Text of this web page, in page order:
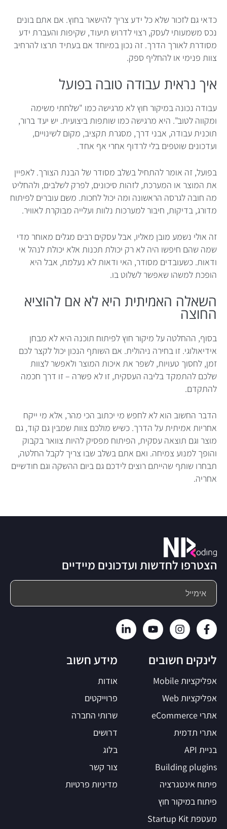
כדאי גם לזכור שלא כל ידע צריך להישאר בחוץ. אם אתם בונים
נכס משמעותי לעסק, רצוי לדרוש תיעוד, שקיפות והעברת ידע
מסודרת לאורך הדרך. זה נכון במיוחד אם בעתיד תרצו להרחיב
צוות פנימי או להחליף ספק.
איך נראית עבודה טובה בפועל
עבודה נכונה במיקור חוץ לא מרגישה כמו "שלחתי משימה
ומקווה לטוב". היא מרגישה כמו שותפות ביצועית. יש יעד ברור,
תוכנית עבודה, אבני דרך, מסגרת תקציב, מקום לשינויים,
ועדכונים שוטפים בלי לרדוף אחרי אף אחד.
בפועל, זה אומר להתחיל בשלב מסודר של הבנת הצורך. לאפיין
את המוצר או המערכת, לזהות סיכונים, לפרק לשלבים, ולהחליט
מה חובה לגרסה הראשונה ומה יכול לחכות. משם עוברים לפיתוח
מדורג, בדיקות, חיבור למערכות נלוות ועלייה מבוקרת לאוויר.
זה אולי נשמע מובן מאליו, אבל עסקים רבים מגלים מאוחר מדי
שמה שהם חיפשו היה לא רק יכולת תכנות אלא יכולת לנהל אי
ודאות. כשעובדים מסודר, האי ודאות לא נעלמת, אבל היא
הופכת למשהו שאפשר לשלוט בו.
השאלה האמיתית היא לא אם להוציא
החוצה
בסוף, ההחלטה על מיקור חוץ לפיתוח תוכנה היא לא מבחן
אידיאולוגי. זו בחירה ניהולית. אם השותף הנכון יכול לקצר לכם
זמן, לחסוך טעויות, לשפר את איכות המוצר ולאפשר לצוות
שלכם להתמקד בליבה העסקית, זו לא פשרה – זו דרך חכמה
להתקדם.
הדבר החשוב הוא לא לחפש מי יכתוב הכי מהר, אלא מי ייקח
אחריות אמיתית על הדרך. כשיש מולכם צוות שמבין גם קוד, גם
מוצר וגם תוצאה עסקית, הפיתוח מפסיק להיות צוואר בקבוק
והופך למנוע צמיחה. ואם אתם בשלב שבו צריך לקבל החלטה,
תבחרו שותף שהייתם רוצים לידכם גם ביום ההשקה וגם חודשיים
אחריה.
הצטרפו לחדשות ועדכונים מיידיים
מידע חשוב
אודות
פרוייקטים
שרותי החברה
דרושים
בלוג
צור קשר
מדיניות פרטיות
לינקים חשובים
אפליקציות Mobile
אפליקציות Web
אתרי eCommerce
אתרי תדמית
בניית API
Building plugins
פיתוח אינטגרציה
פיתוח במיקור חוץ
מעטפת Startup Kit